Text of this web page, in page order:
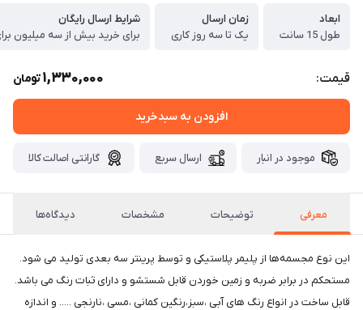
ابعاد
طول 15 سانت
زمان ارسال
یک تا سه روز کاری
شرایط ارسال رایگان
برای خرید بیش از سه میلیون
قیمت: 1,330,000تومان
افزودن به سبدخرید
موجود در انبار ارسال سریع گارانتی اصالت کالا
معرفی توضیحات مشخصات دیدگاه‌ها
این نوع مجسمه‌ها از پلیمر پلاستیکی و توسط پرینتر سه بعدی تولید می شود.
مستحکم در برابر ضربه و زمین خوردن قابل شستشو و دارای ثبات رنگ می باشد.
قابل ساخت در انواع رنگ های آبی ،سبز،رنگین کمانی ،مسی ،نارنجی ..... و اندازه